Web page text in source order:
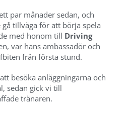
par månader sedan, och
tillväga för att börja spela
med honom till Driving
var hans ambassadör och
från första stund.
besöka anläggningarna och
sedan gick vi till
tränaren.